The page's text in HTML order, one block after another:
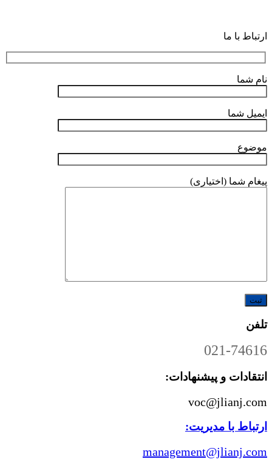
ارتباط با ما
نام شما
ایمیل شما
موضوع
پیغام شما (اختیاری)
تلفن
021-74616
انتقادات و پیشنهادات:
voc@jlianj.com
ارتباط با مدیریت:
management@jlianj.com